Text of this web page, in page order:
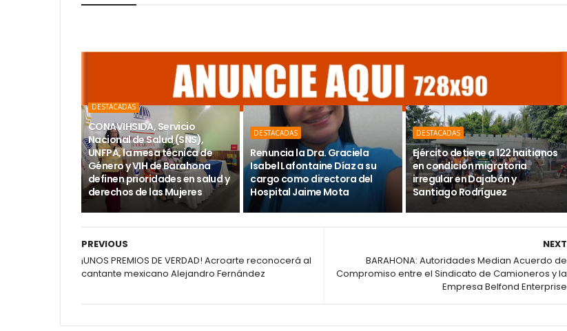
DESTACADAS
CONAVIHSIDA, Servicio
Nacional de Salud (SNS),
UNFPA, la mesa técnica de
Género y VIH de Barahona
definen prioridades en salud y
derechos de las Mujeres
DESTACADAS
Renuncia la Dra. Graciela
Isabel Lafontaine Díaz a su
cargo como directora del
Hospital Jaime Mota
DESTACADAS
Ejército detiene a 122 haitianos
en condición migratoria
irregular en Dajabón y
Santiago Rodríguez
NEXT
BARAHONA: Autoridades Median Acuerdo de
Compromiso entre el Sindicato de Camioneros y la
Empresa Belfond Enterprise
PREVIOUS
¡UNOS PREMIOS DE VERDAD! Acroarte reconocerá al
cantante mexicano Alejandro Fernández